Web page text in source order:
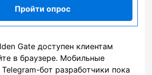
Пройти опрос
Gate доступен клиентам
в браузере. Мобильные
бот разработчики пока